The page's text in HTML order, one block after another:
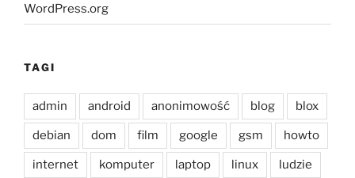
WordPress.org
TAGI
admin android anonimowość blog blox
debian dom film google gsm howto
internet komputer laptop linux ludzie